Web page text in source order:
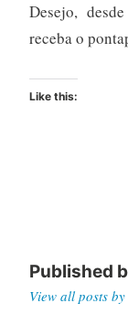
Desejo,
receba o
Like this:
Published
View all posts